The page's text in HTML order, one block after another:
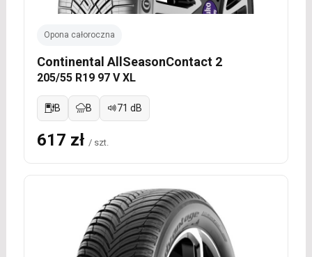
Opona całoroczna
Continental AllSeasonContact 2
205/55 R19 97 V XL
B B 71 dB
617 zł / szt.